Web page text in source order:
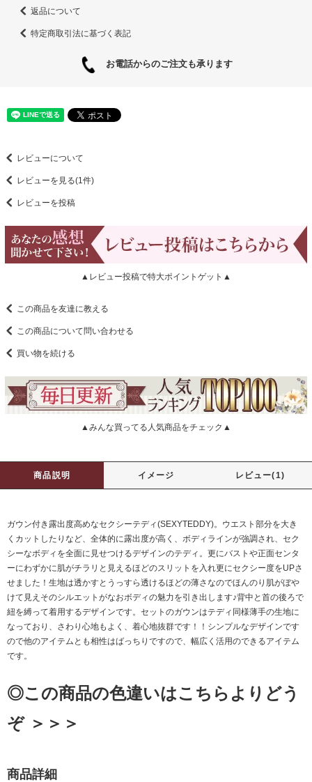
返品について
特定商取引法に基づく表記
お電話からのご注文も承ります
レビューについて
レビューを見る(1件)
レビューを投稿
▲レビュー投稿で特大ポイントゲット▲
この商品を友達に教える
この商品について問い合わせる
買い物を続ける
▲みんな買ってる人気商品をチェック▲
商品説明 イメージ レビュー(1)
ガウン付き露出度高めなセクシーテディ(SEXYTEDDY)。ウエスト部分を大き
くカットしたりなど、全体的に露出度が高く、ボディラインが強調され、セク
シーなボディを全面に見せつけるデザインのテディ。更にバストや正面センタ
ーにわずかに肌がチラリと見えるほどのスリットを入れ更にセクシー度をUPさ
せました！生地は透かすとうっすら透けるほどの薄さなのでほんのり肌がぼや
けて見えそのシルエットがなおボディの魅力を引き出します♪背中と首の後ろで
紐を縛って着用するデザインです。セットのガウンはテディ同様薄手の生地に
なっており、さわり心地もよく、着心地抜群です！！シンプルなデザインです
ので他のアイテムとも相性はばっちりですので、幅広く活用のできるアイテム
です。
◎この商品の色違いはこちらよりどう
ぞ ＞＞＞
商品詳細